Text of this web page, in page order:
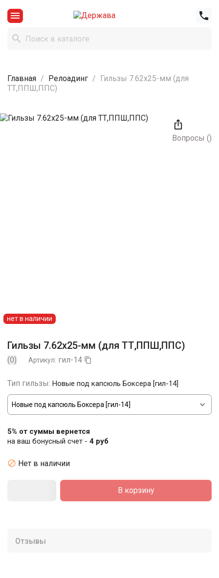



Главная Релоадинг
Гильзы 7.62х25-мм (для
ТТ,ППШ,ППС)

Вопросы ()
нет в наличии
Гильзы 7.62х25-мм (для ТТ,ППШ,ППС)
(0) Артикул: гил-14 
Тип гильзы: Новые под капсюль Боксера [гил-14]
5% от суммы вернется
на ваш бонусный счет - 4 руб
 Нет в наличии
В корзину
Отзывы